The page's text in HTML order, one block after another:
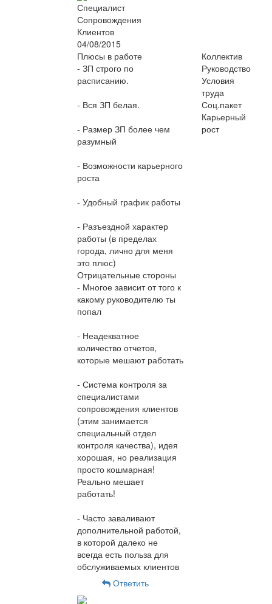
Специалист
Сопровождения
Клиентов
04/08/2015
Плюсы в работе
- ЗП строго по
расписанию.
- Вся ЗП белая.
- Размер ЗП более чем
разумный
- Возможности карьерного
роста
- Удобный график работы
- Разъездной характер
работы (в пределах
города, лично для меня
это плюс)
Отрицательные стороны
- Многое зависит от того к
какому руководителю ты
попал
- Неадекватное
количество отчетов,
которые мешают работать
- Система контроля за
специалистами
сопровождения клиентов
(этим занимается
специальный отдел
контроля качества), идея
хорошая, но реализация
просто кошмарная!
Реально мешает
работать!
- Часто заваливают
дополнительной работой,
в которой далеко не
всегда есть польза для
обслуживаемых клиентов
Коллектив
Руководство
Условия
труда
Соц.пакет
Карьерный
рост
Ответить